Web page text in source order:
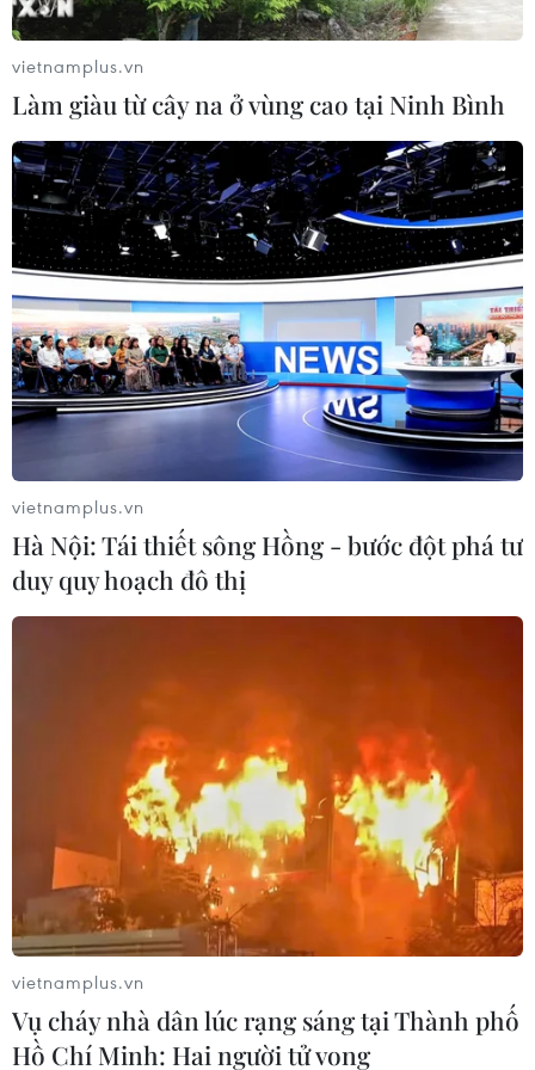
Quốc đã ban hành thông tư phát động phong
trào "Cấm xa hoa lãng phí, đề cao tiết kiệm
trong tổ chức các lễ hội."
Cục Quản lý báo chí, xuất bản và phát thanh -
truyền hình quốc gia Trung Quốc quy định các
chương trình văn nghệ được phát lại trên các
đài truyền hình địa phương trong dịp Tết không
được vượt quá ba chương trình mỗi tối.
Báo Thanh niên Trung Quốc cho biết, kể từ Tết
Trung thu năm 2013, CCTV đã huỷ bỏ 17 chương
trình văn nghệ, chiếm hơn một nửa số chương
trình giải trí của đài này.
hơn 4 giờ với các tiết mục chủ đạo như ca múa,
nhạc, kịch vui và tấu hài, được phát sóng vào
đêm Giao thừa kể từ năm 1980 đến nay./.
vietnamplus.vn
Làm giàu từ cây na ở vùng cao tại Ninh Bình
vietnamplus.vn
Hà Nội: Tái thiết sông Hồng - bước đột phá tư
duy quy hoạch đô thị
vietnamplus.vn
Vụ cháy nhà dân lúc rạng sáng tại Thành phố
Hồ Chí Minh: Hai người tử vong